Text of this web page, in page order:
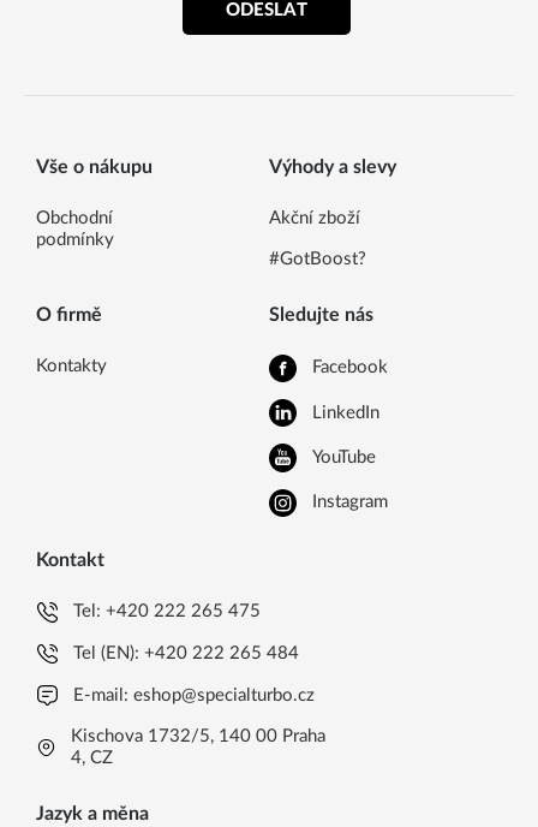
ODESLAT
Vše o nákupu
Obchodní
podmínky
Výhody a slevy
Akční zboží
#GotBoost?
O firmě
Kontakty
Sledujte nás
Facebook
LinkedIn
YouTube
Instagram
Kontakt
Tel:+420 222 265 475
Tel (EN):+420 222 265 484
E-mail:eshop@specialturbo.cz
Kischova 1732/5, 140 00 Praha
4, CZ
Jazyk a měna